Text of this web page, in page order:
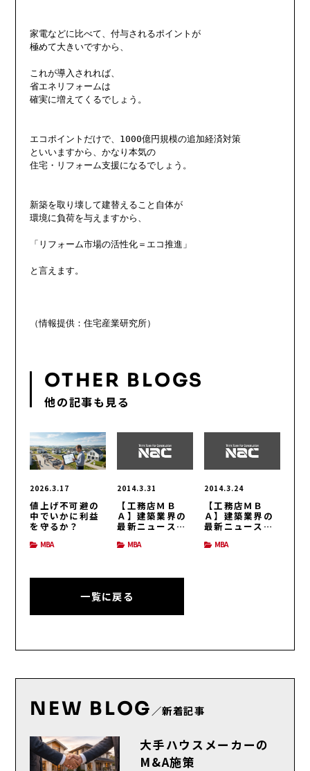
家電などに比べて、付与されるポイントが
極めて大きいですから、
これが導入されれば、
省エネリフォームは
確実に増えてくるでしょう。
エコポイントだけで、1000億円規模の追加経済対策
といいますから、かなり本気の
住宅・リフォーム支援になるでしょう。
新築を取り壊して建替えること自体が
環境に負荷を与えますから、
「リフォーム市場の活性化＝エコ推進」
と言えます。
OTHER BLOGS
他の記事も見る
2026.3.17
値上げ不可避の
中でいかに利益
を守るか？
MBA
2014.3.31
【工務店ＭＢ
Ａ】建築業界の
最新ニュース
MBA
2014.3.24
【工務店ＭＢ
Ａ】建築業界の
最新ニュース
MBA
一覧に戻る
NEW BLOG ／新着記事
大手ハウスメーカーの
M&A施策